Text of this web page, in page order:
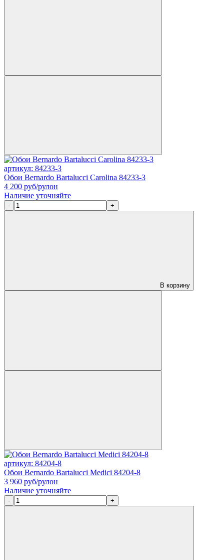
артикул: 84233-3
Обои Bernardo Bartalucci Carolina 84233-3
4 200 руб/рулон
Наличие уточняйте
- +
В корзину
артикул: 84204-8
Обои Bernardo Bartalucci Medici 84204-8
3 960 руб/рулон
Наличие уточняйте
- +